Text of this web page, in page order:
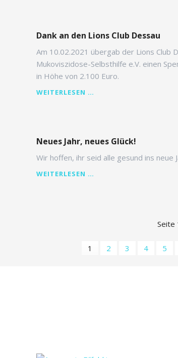
Dank an den Lions Club Dessau
Am 10.02.2021 übergab der Lions Club
Mukoviszidose-Selbsthilfe e.V. einen
in Höhe von 2.100 Euro.
WEITERLESEN …
DESSAU
Neues Jahr, neues Glück!
Wir hoffen, ihr seid alle gesund ins neue
WEITERLESEN …
Seite
1 2 3 4 5